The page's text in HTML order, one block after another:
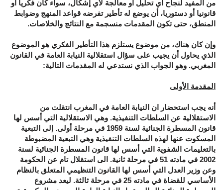
من المفيد لنجاح أي تحليل أو معالجة لأي إشكال، سواء كان فكريا أو
قانونيا أو دستوريا، أن يوضع له تأطير تفرضه قواعد المنهج وضوابط
المنطق، حتى تكون المقدمات منسجمة مع النتائج والخلاصات.
وإن كان هناك، من موضوع يستلزم هذا التأطير الفكري هو الموضوع
الذي يحاول أن يجيب على سؤال استقلالية النيابة العامة في القانون
المغربي. وهو الجواب الذي نستدعي له المقدمات التالية:
المقدمة الأولى
أنه يجب استحضار ان النيابة العامة في المغرب انتقلت من
الاستقلالية عن السلطات التنفيذية. وهي الاستقلالية التي أسس لها
قانون المسطرة الجنائية لسنة 1959 في مرحلة أولى. إلى التبعية
المسكوت عنها لهذه السلطات التنفيذية وهي التبعية المضبوطة
بالتعليمات الشفوية التي أسس لها قانون المسطرة الجنائية لسنة
2002 في مادته 51 في مرحلة ثانية. الى استقلال تام عن الحكومة
وعن وزير العدل التي أسس لها القانون التنظيمي المتعلق بالنظام
الأساسي للقضاة في مادته 25 في مرحلة ثالثة. ليعد مشروع